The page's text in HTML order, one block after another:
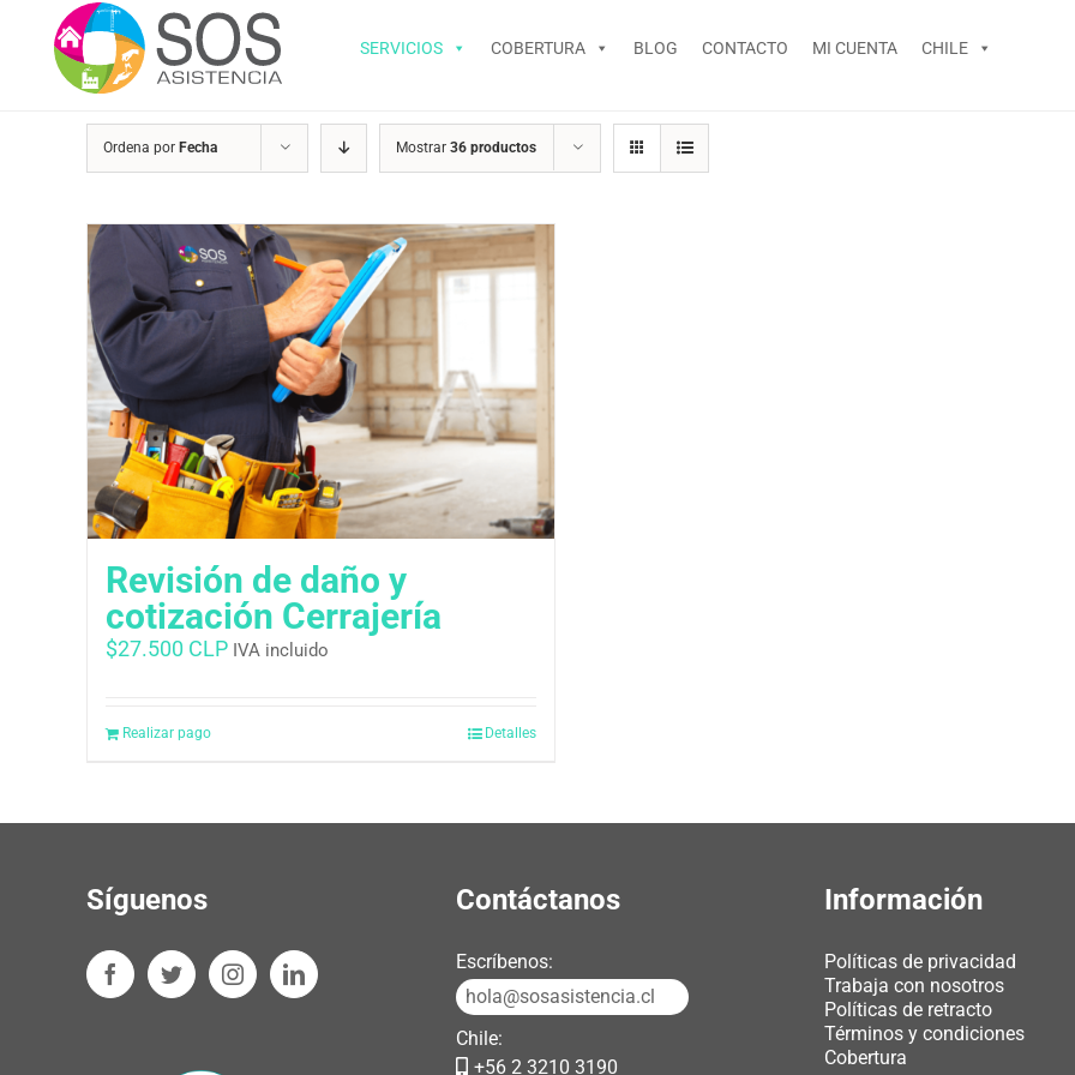
contenido
SERVICIOS COBERTURA BLOG CONTACTO MI CUENTA CHILE
Ordena por Fecha Mostrar 36 productos
Revisión de daño y
cotización Cerrajería
$27.500 CLP IVA incluido
Realizar pago Detalles
Síguenos Contáctanos
Escríbenos:
hola@sosasistencia.cl
Chile:
+56 2 3210 3190
Información
Políticas de privacidad
Trabaja con nosotros
Políticas de retracto
Términos y condiciones
Cobertura